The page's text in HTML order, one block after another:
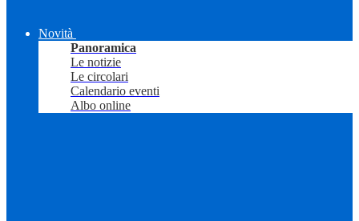
Novità
Panoramica
Le notizie
Le circolari
Calendario eventi
Albo online